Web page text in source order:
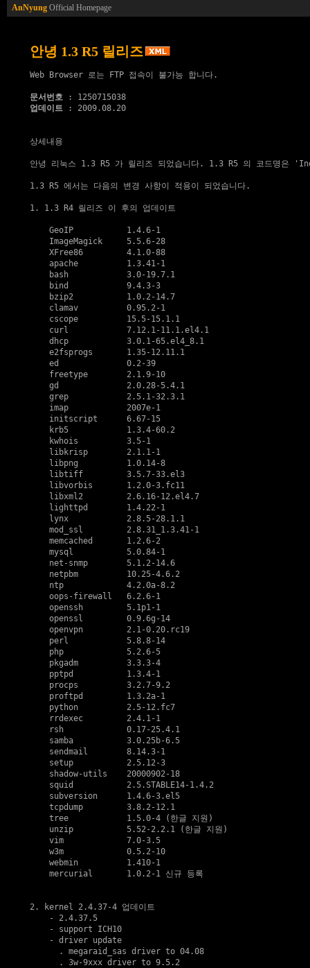
AnNyung Official Homepage
안녕 1.3 R5 릴리즈
Web Browser 로는 FTP 접속이 불가능 합니다.
문서번호
업데이트 : 2009.08.20
상세내용
안녕 리눅스 1.3 R5 가 릴리즈 되었습니다. 1.3 R5 의 코드명은
1.3 R5 에서는 다음의 변경 사항이 적용이 되었습니다.
1. 1.3 R4 릴리즈 이 후의 업데이트
    GeoIP           1.4.6-1
    ImageMagick     5.5.6-28
    XFree86         4.1.0-88
    apache          1.3.41-1
    bash            3.0-19.7.1
    bind            9.4.3-3
    bzip2           1.0.2-14.7
    clamav          0.95.2-1
    cscope          15.5-15.1.1
    curl            7.12.1-11.1.el4.1
    dhcp            3.0.1-65.el4_8.1
    e2fsprogs       1.35-12.11.1
    ed              0.2-39
    freetype        2.1.9-10
    gd              2.0.28-5.4.1
    grep            2.5.1-32.3.1
    imap            2007e-1
    initscript      6.67-15
    krb5            1.3.4-60.2
    kwhois          3.5-1
    libkrisp        2.1.1-1
    libpng          1.0.14-8
    libtiff         3.5.7-33.el3
    libvorbis       1.2.0-3.fc11
    libxml2         2.6.16-12.el4.7
    lighttpd        1.4.22-1
    lynx            2.8.5-28.1.1
    mod_ssl         2.8.31_1.3.41-1
    memcached       1.2.6-2
    mysql           5.0.84-1
    net-snmp        5.1.2-14.6
    netpbm          10.25-4.6.2
    ntp             4.2.0a-8.2
    oops-firewall   6.2.6-1
    openssh         5.1p1-1
    openssl         0.9.6g-14
    openvpn         2.1-0.20.rc19
    perl            5.8.8-14
    php             5.2.6-5
    pkgadm          3.3.3-4
    pptpd           1.3.4-1
    procps          3.2.7-9.2
    proftpd         1.3.2a-1
    python          2.5-12.fc7
    rrdexec         2.4.1-1
    rsh             0.17-25.4.1
    samba           3.0.25b-6.5
    sendmail        8.14.3-1
    setup           2.5.12-3
    shadow-utils    20000902-18
    squid           2.5.STABLE14-1.4.2
    subversion      1.4.6-3.el5
    tcpdump         3.8.2-12.1
    tree            1.5.0-4 (한글 지원)
    unzip           5.52-2.2.1 (한글 지원)
    vim             7.0-3.5
    w3m             0.5.2-10
    webmin          1.410-1
    mercurial       1.0.2-1 신규 등록
2. kernel 2.4.37-4 업데이트
    - 2.4.37.5
    - support ICH10
    - driver update
      . megaraid_sas driver to 04.08
      . 3w-9xxx driver to 9.5.2